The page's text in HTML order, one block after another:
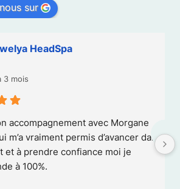
sur
HeadSpa
avec Morgane
vraiment permis d’avancer dans
prendre confiance moi je
100%.